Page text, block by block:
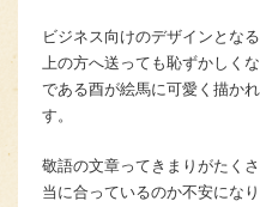
ビジネス向けのデザインとな
上の方へ送っても恥ずかしく
である酉が絵馬に可愛く描か
す。
敬語の文章ってきまりがたく
当に合っているのか不安にな